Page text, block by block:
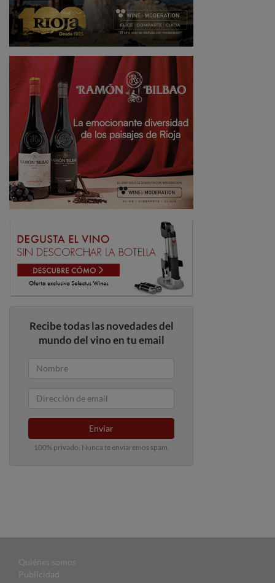
Recibe todas las novedades del
mundo del vino en tu email
Enviar
100% privado. Nunca te enviaremos spam.
Quiénes somos
Publicidad